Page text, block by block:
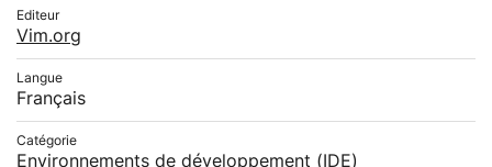
Editeur
Vim.org
Langue
Français
Catégorie
Environnements de développement (IDE)